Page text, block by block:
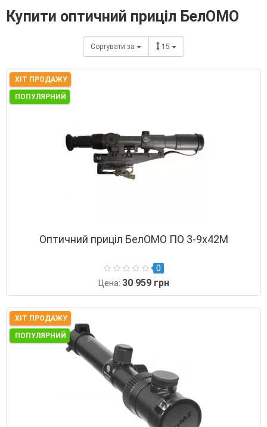
Купити оптичний приціл БелОМО
Сортувати за 15
ХІТ ПРОДАЖУ
ПОПУЛЯРНИЙ
Оптичний приціл БелОМО ПО 3-9х42М
0
Цена: 30 959 грн
ХІТ ПРОДАЖУ
ПОПУЛЯРНИЙ